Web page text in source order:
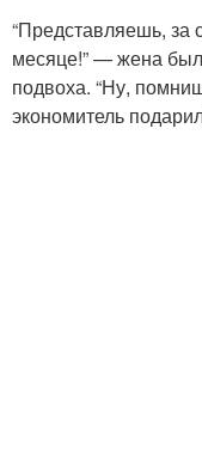
“Представляешь, за
месяце!” — жена
подвоха. “Ну,
экономитель